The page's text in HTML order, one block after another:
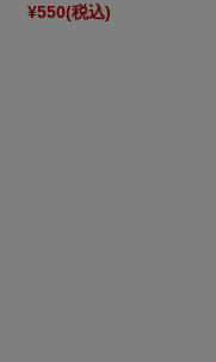
¥550(税込)